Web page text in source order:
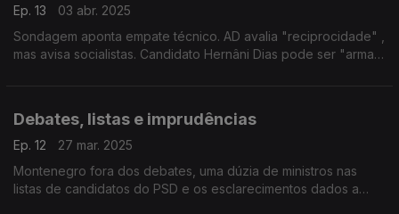
Ep. 13
03 abr. 2025
Sondagem aponta empate técnico. AD avalia "reciprocidade" ,
mas avisa socialistas. Candidato Hernâni Dias pode ser "arma
Debates, listas e imprudências
Ep. 12
27 mar. 2025
Montenegro fora dos debates, uma dúzia de ministros nas
listas de candidatos do PSD e os esclarecimentos dados a